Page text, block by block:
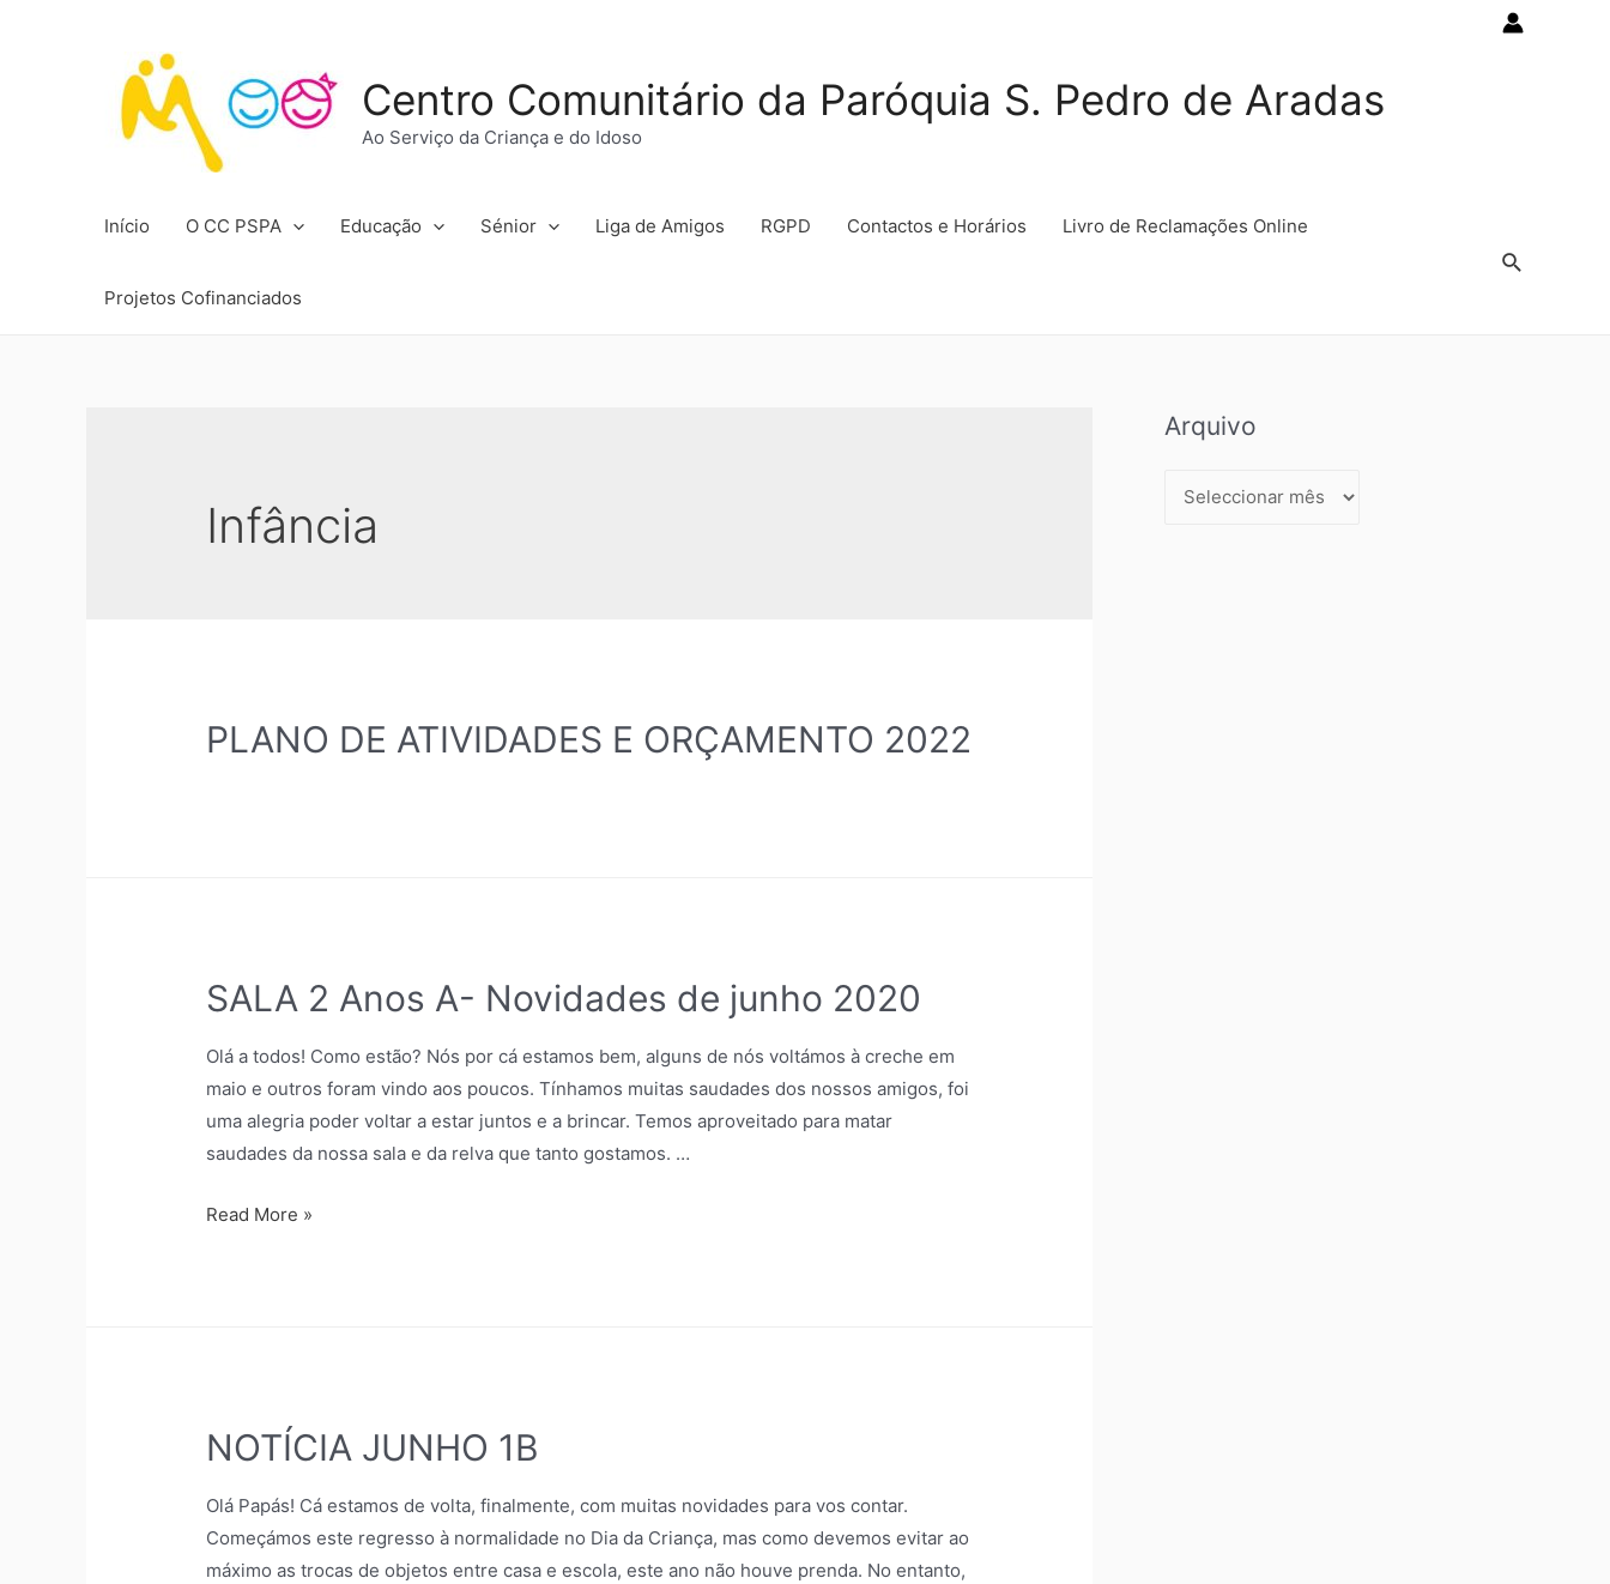
Centro Comunitário da Paróquia S. Pedro de Aradas
Ao Serviço da Criança e do Idoso
Início O CC PSPA Educação Sénior Liga de Amigos RGPD Contactos e Horários Livro de Reclamações Online
Projetos Cofinanciados
Infância
PLANO DE ATIVIDADES E ORÇAMENTO 2022
SALA 2 Anos A- Novidades de junho 2020
Olá a todos! Como estão? Nós por cá estamos bem, alguns de nós voltámos à creche em
maio e outros foram vindo aos poucos. Tínhamos muitas saudades dos nossos amigos, foi
uma alegria poder voltar a estar juntos e a brincar. Temos aproveitado para matar
saudades da nossa sala e da relva que tanto gostamos. …
Read More »
NOTÍCIA JUNHO 1B
Olá Papás! Cá estamos de volta, finalmente, com muitas novidades para vos contar.
Começámos este regresso à normalidade no Dia da Criança, mas como devemos evitar ao
máximo as trocas de objetos entre casa e escola, este ano não houve prenda. No entanto,
Arquivo